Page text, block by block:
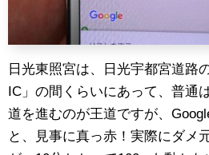
日光東照宮は、日光宇都宮道路
IC」の間くらいにあって、普通
道を進むのが王道ですが、
と、見事に真っ赤！実際にダメ